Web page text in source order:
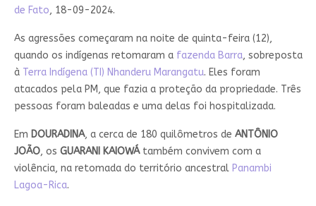
de Fato, 18-09-2024.
As agressões começaram na noite de quinta-feira (12),
quando os indígenas retomaram a fazenda Barra, sobreposta
à Terra Indígena (TI) Nhanderu Marangatu. Eles foram
atacados pela PM, que fazia a proteção da propriedade. Três
pessoas foram baleadas e uma delas foi hospitalizada.
Em DOURADINA, a cerca de 180 quilômetros de ANTÔNIO
JOÃO, os GUARANI KAIOWÁtambém convivem com a
violência, na retomada do território ancestralPanambi
Lagoa-Rica.